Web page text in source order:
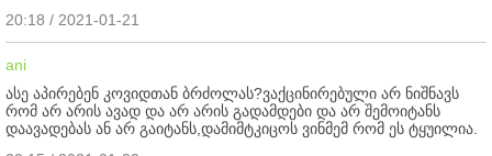
20:18 / 2021-01-21
ani
ასე აპირებენ კოვიდთან ბრძოლას?ვაქცინირებული არ ნიშნავს
რომ არ არის ავად და არ არის გადამდები და არ შემოიტანს
დაავადებას ან არ გაიტანს,დამიმტკიცოს ვინმემ რომ ეს ტყუილია.